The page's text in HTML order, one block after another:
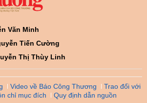
Văn Minh
Tiến Cường
Thị Thùy Linh
Video về Báo Công Thương
Trao đổi với
chỉ mục đích Quy định dẫn nguồn